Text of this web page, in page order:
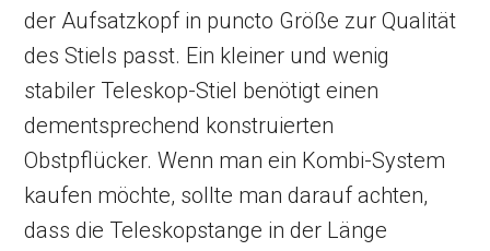
der Aufsatzkopf in puncto Größe zur Qualität
des Stiels passt. Ein kleiner und wenig
stabiler Teleskop-Stiel benötigt einen
dementsprechend konstruierten
Obstpflücker. Wenn man ein Kombi-System
kaufen möchte, sollte man darauf achten,
dass die Teleskopstange in der Länge